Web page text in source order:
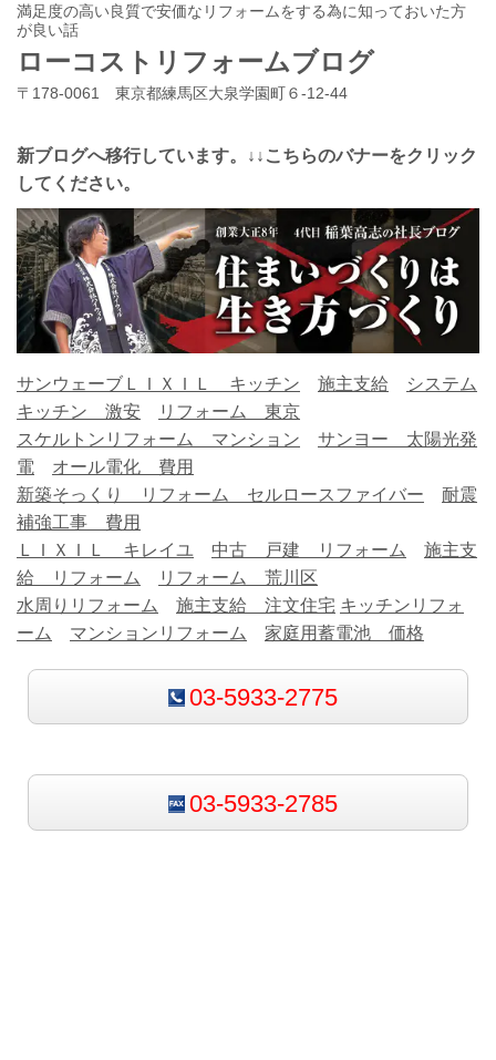
満足度の高い良質で安価なリフォームをする為に知っておいた方
が良い話
ローコストリフォームブログ
〒178-0061 東京都練馬区大泉学園町６-12-44
新ブログへ移行しています。↓↓こちらのバナーをクリック
してください。
サンウェーブＬＩＸＩＬ キッチン 施主支給
システム
キッチン 激安
リフォーム 東京
スケルトンリフォーム マンション
サンヨー 太陽光発
電
オール電化 費用
新築そっくり リフォーム セルロースファイバー
耐震
補強工事 費用
ＬＩＸＩＬ キレイユ
中古 戸建 リフォーム
施主支
給 リフォーム
リフォーム 荒川区
水周りリフォーム
施主支給 注文住宅 キッチンリフォ
ーム
マンションリフォーム 家庭用蓄電池 価格
03-5933-2775
03-5933-2785